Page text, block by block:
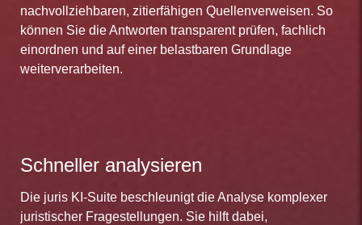
nachvollziehbaren, zitierfähigen Quellenverweisen. So
können Sie die Antworten transparent prüfen, fachlich
einordnen und auf einer belastbaren Grundlage
weiterverarbeiten.
Schneller analysieren
Die juris KI-Suite beschleunigt die Analyse komplexer
juristischer Fragestellungen. Sie hilft dabei,